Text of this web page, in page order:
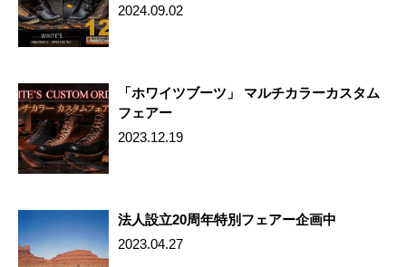
2024.09.02
「ホワイツブーツ」 マルチカラーカスタム
フェアー
2023.12.19
法人設立20周年特別フェアー企画中
2023.04.27